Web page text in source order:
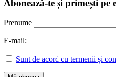
Abonează-te și primești pe
Prenume
E-mail:
Sunt de acord cu termenii și